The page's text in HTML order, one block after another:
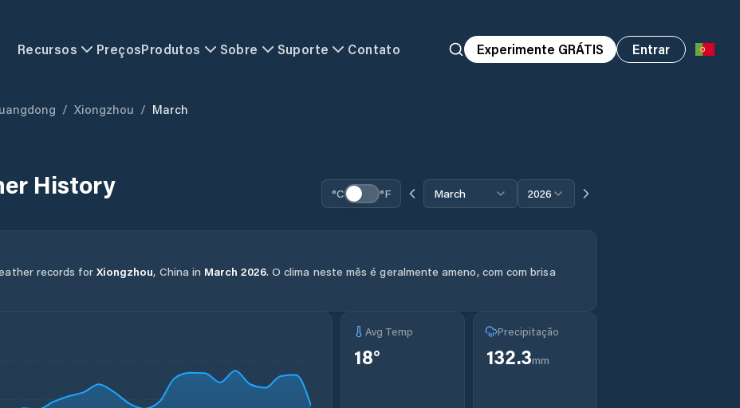
Recursos PreçosProdutos Sobre Suporte Contato Experimente GRÁTIS Entrar
/ Xiongzhou / March
History °C °F March 2026
records for Xiongzhou, China in March 2026.O clima neste mês é geralmente ameno, com com brisa
Avg Temp
18°
Precipitação
132.3mm